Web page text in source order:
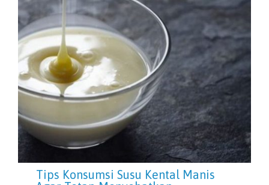
Tips Konsumsi Susu Kental Manis